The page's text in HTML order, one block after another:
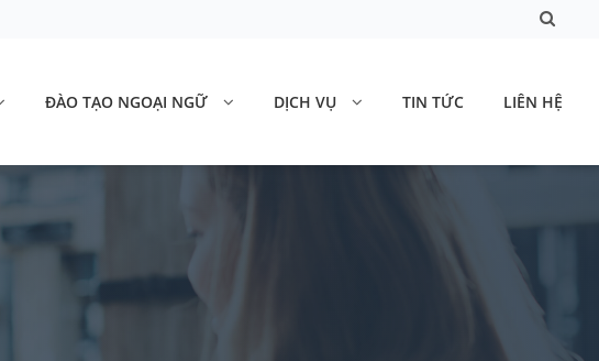
ĐÀO TẠO NGOẠI NGỮ DỊCH VỤ TIN TỨC LIÊN HỆ